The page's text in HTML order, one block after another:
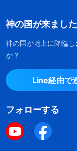
神の国が来ました
神の国が地上に降臨
か？
Line経由で
フォローする